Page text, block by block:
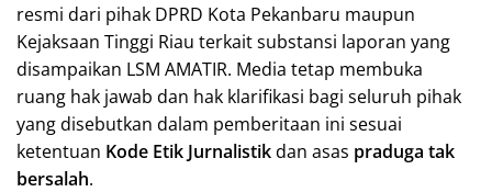
resmi dari pihak DPRD Kota Pekanbaru maupun
Kejaksaan Tinggi Riau terkait substansi laporan yang
disampaikan LSM AMATIR. Media tetap membuka
ruang hak jawab dan hak klarifikasi bagi seluruh pihak
yang disebutkan dalam pemberitaan ini sesuai
ketentuan Kode Etik Jurnalistikdan asas praduga tak
bersalah.